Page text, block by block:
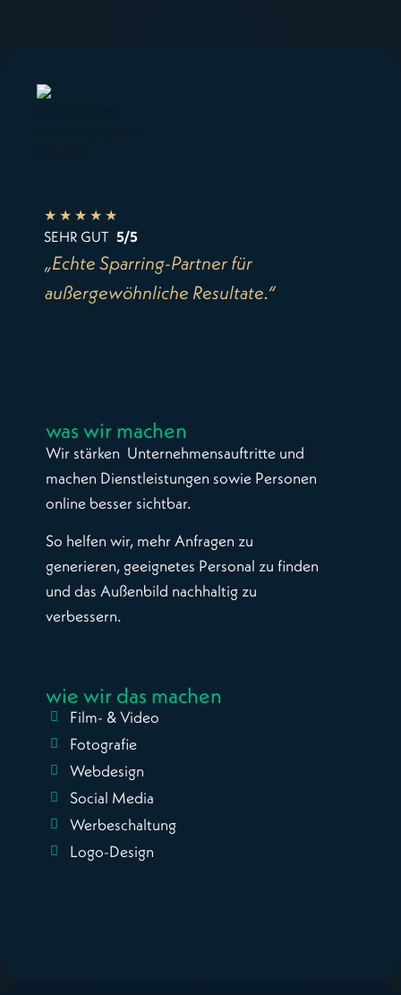
★ ★ ★ ★ ★
SEHR GUT 5/5
„Echte Sparring-Partner für
außergewöhnliche Resultate.“
was wir machen
Wir stärken Unternehmensauftritte und
machen Dienstleistungen sowie Personen
online besser sichtbar.
So helfen wir, mehr Anfragen zu
generieren, geeignetes Personal zu finden
und das Außenbild nachhaltig zu
verbessern.
wie wir das machen
Film- & Video
Fotografie
Webdesign
Social Media
Werbeschaltung
Logo-Design